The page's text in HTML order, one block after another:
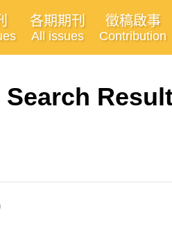
各期期刊
All issues
徵稿啟事
Contribution
Search